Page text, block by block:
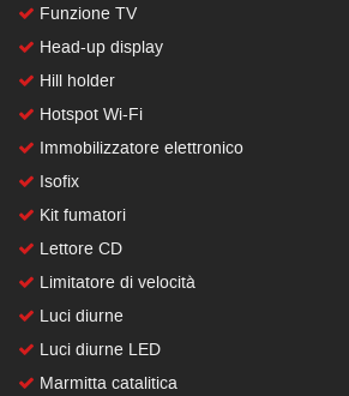
Funzione TV
Head-up display
Hill holder
Hotspot Wi-Fi
Immobilizzatore elettronico
Isofix
Kit fumatori
Lettore CD
Limitatore di velocità
Luci diurne
Luci diurne LED
Marmitta catalitica